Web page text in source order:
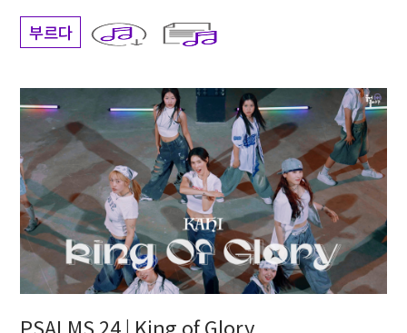
부르다
PSALMS 24 | King of Glory